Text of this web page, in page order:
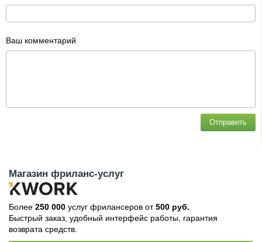
Ваш комментарий
Отправить
Магазин фриланс-услуг
Более 250 000 услуг фрилансеров от500 руб.
Быстрый заказ, удобный интерфейс работы, гарантия
возврата средств.